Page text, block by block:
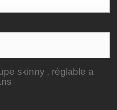
skinny , réglable a